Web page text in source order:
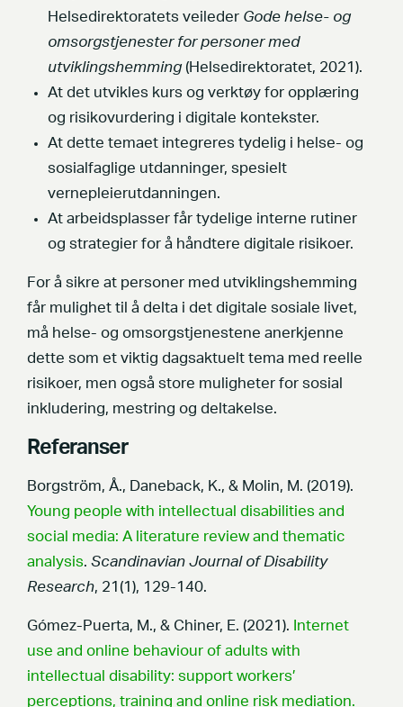
Helsedirektoratets veileder Gode helse- og
omsorgstjenester for personer med
utviklingshemming (Helsedirektoratet, 2021).
At det utvikles kurs og verktøy for opplæring
og risikovurdering i digitale kontekster.
At dette temaet integreres tydelig i helse- og
sosialfaglige utdanninger, spesielt
vernepleierutdanningen.
At arbeidsplasser får tydelige interne rutiner
og strategier for å håndtere digitale risikoer.
For å sikre at personer med utviklingshemming
får mulighet til å delta i det digitale sosiale livet,
må helse- og omsorgstjenestene anerkjenne
dette som et viktig dagsaktuelt tema med reelle
risikoer, men også store muligheter for sosial
inkludering, mestring og deltakelse.
Referanser
Borgström, Å., Daneback, K., & Molin, M. (2019).
Young people with intellectual disabilities and
social media: A literature review and thematic
analysis. Scandinavian Journal of Disability
Research, 21(1), 129-140.
Gómez-Puerta, M., & Chiner, E. (2021).
Internet
use and online behaviour of adults with
intellectual disability: support workers’
perceptions, training and online risk mediation.